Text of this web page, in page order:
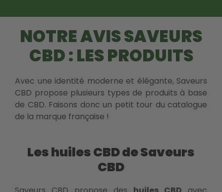
NOTRE AVIS SAVEURS
CBD : LES PRODUITS
Avec une identité moderne et élégante, Saveurs
CBD propose plusieurs types de produits à base
de CBD. Faisons donc un petit tour du catalogue
de la marque française !
Les huiles CBD de Saveurs
CBD